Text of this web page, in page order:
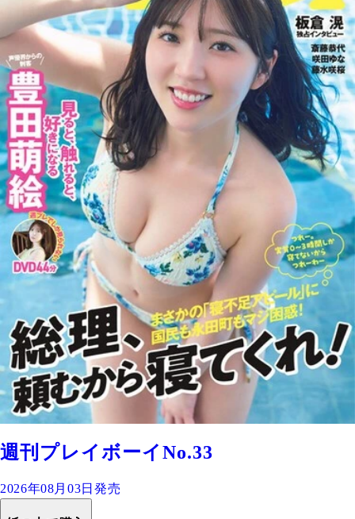
週刊プレイボーイNo.33
2026年08月03日発売